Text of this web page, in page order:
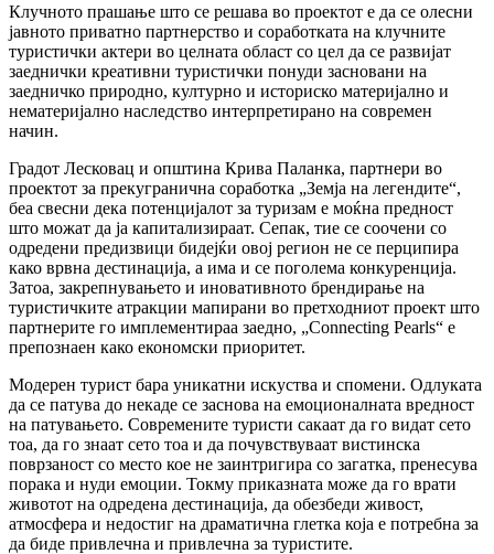
Клучното прашање што се решава во проектот е да се олесни
јавното приватно партнерство и соработката на клучните
туристички актери во целната област со цел да се развијат
заеднички креативни туристички понуди засновани на
заедничко природно, културно и историско материјално и
нематеријално наследство интерпретирано на современ
начин.
Градот Лесковац и општина Крива Паланка, партнери во
проектот за прекугранична соработка „Земја на легендите“,
беа свесни дека потенцијалот за туризам е моќна предност
што можат да ја капитализираат. Сепак, тие се соочени со
одредени предизвици бидејќи овој регион не се перципира
како врвна дестинација, а има и се поголема конкуренција.
Затоа, закрепнувањето и иновативното брендирање на
туристичките атракции мапирани во претходниот проект што
партнерите го имплементираа заедно, „Connecting Pearls“ е
препознаен како економски приоритет.
Модерен турист бара уникатни искуства и спомени. Одлуката
да се патува до некаде се заснова на емоционалната вредност
на патувањето. Современите туристи сакаат да го видат сето
тоа, да го знаат сето тоа и да почувствуваат вистинска
поврзаност со место кое не заинтригира со загатка, пренесува
порака и нуди емоции. Токму приказната може да го врати
животот на одредена дестинација, да обезбеди живост,
атмосфера и недостиг на драматична глетка која е потребна за
да биде привлечна и привлечна за туристите.